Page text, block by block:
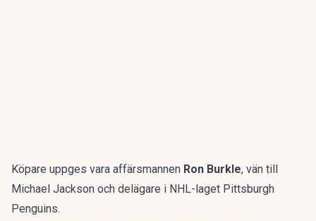
Köpare uppges vara affärsmannen Ron Burkle, vän till
Michael Jackson och delägare i NHL-laget Pittsburgh
Penguins.